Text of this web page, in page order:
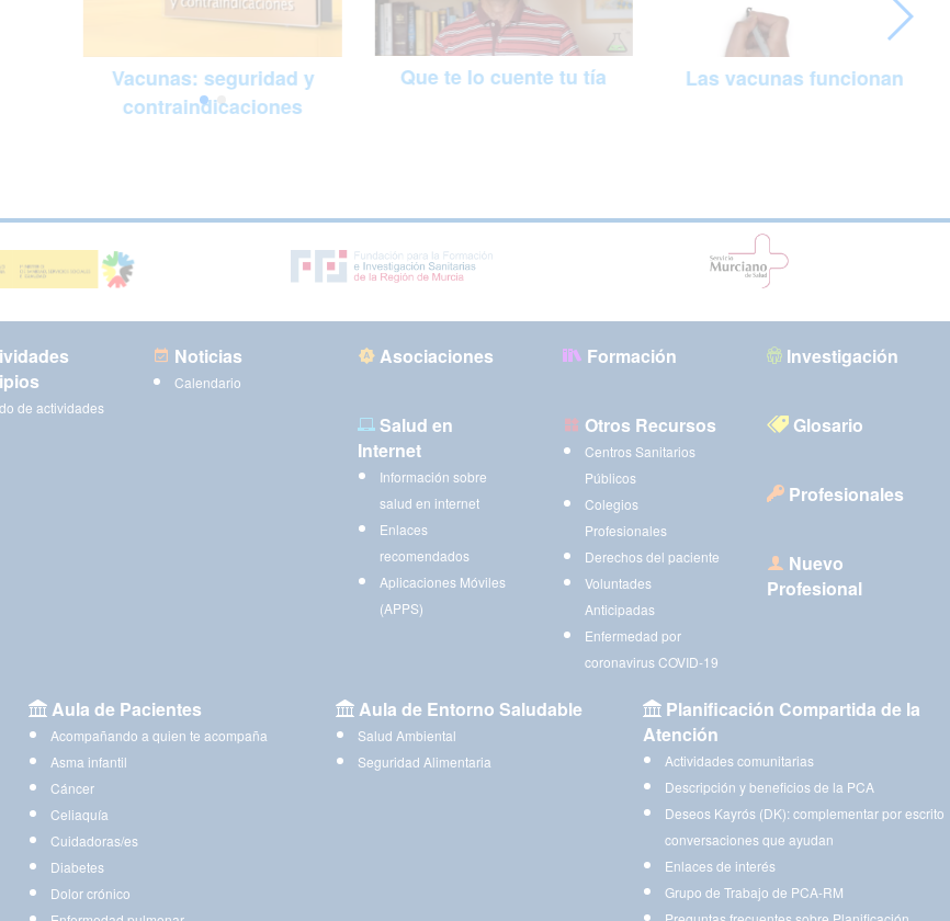
Vacunas: seguridad y
contraindicaciones
Que te lo cuente tu tía Las vacunas funcionan
de actividades
Noticias
Calendario
Asociaciones Formación Investigación
Salud en
Internet
Información sobre
salud en internet
Enlaces
recomendados
Aplicaciones Móviles
(APPS)
Otros Recursos
Centros Sanitarios
Públicos
Colegios
Profesionales
Derechos del paciente
Voluntades
Anticipadas
Enfermedad por
coronavirus COVID-19
Glosario
Profesionales
Nuevo
Profesional
Aula de Pacientes
Acompañando a quien te acompaña
Asma infantil
Cáncer
Celiaquía
Cuidadoras/es
Diabetes
Dolor crónico
Aula de Entorno Saludable
Salud Ambiental
Seguridad Alimentaria
Planificación Compartida de la
Atención
Actividades comunitarias
Descripción y beneficios de la PCA
Deseos Kayrós (DK): complementar por escrito
conversaciones que ayudan
Enlaces de interés
Grupo de Trabajo de PCA-RM